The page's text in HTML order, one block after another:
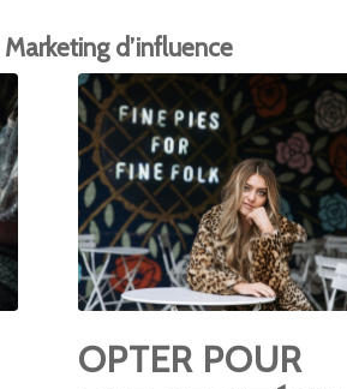
Marketing d’influence
OPTER POUR